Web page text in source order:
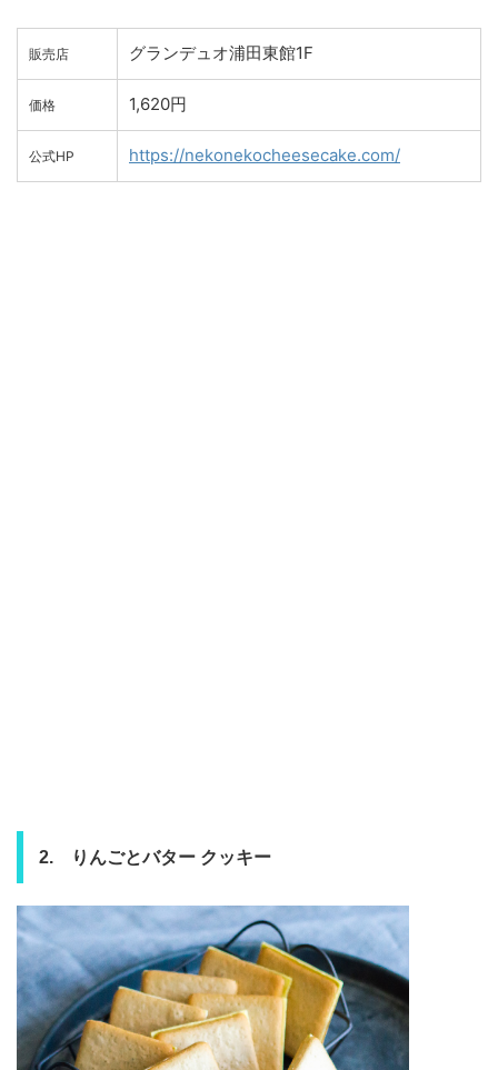
販売店 グランデュオ浦田東館1F
価格 1,620円
公式HP https://nekonekocheesecake.com/
2. りんごとバター クッキー